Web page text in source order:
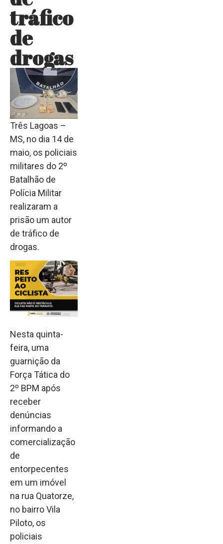
tráfico
de
drogas
Três Lagoas –
MS, no dia 14 de
maio, os policiais
militares do 2º
Batalhão de
Polícia Militar
realizaram a
prisão um autor
de tráfico de
drogas.
Nesta quinta-
feira, uma
guarnição da
Força Tática do
2º BPM após
receber
denúncias
informando a
comercialização
de
entorpecentes
em um imóvel
na rua Quatorze,
no bairro Vila
Piloto, os
policiais